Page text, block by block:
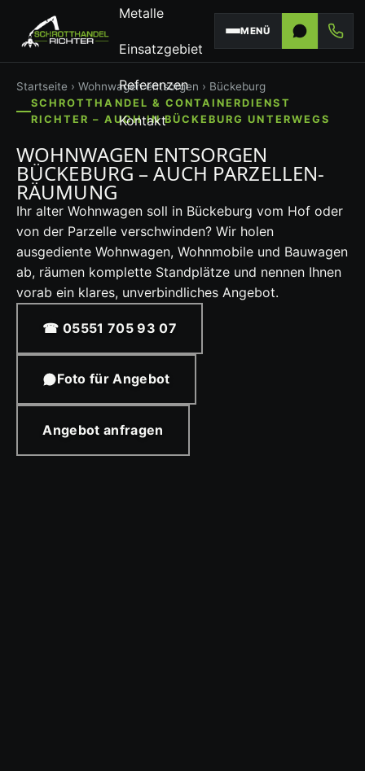
Metalle
Einsatzgebiet
Referenzen
Kontakt
MENÜ
Startseite › Wohnwagen entsorgen › Bückeburg
SCHROTTHANDEL & CONTAINERDIENST
RICHTER – AUCH IN BÜCKEBURG UNTERWEGS
WOHNWAGEN ENTSORGEN
BÜCKEBURG – AUCH PARZELLEN-
RÄUMUNG
Ihr alter Wohnwagen soll in Bückeburg vom Hof oder
von der Parzelle verschwinden? Wir holen
ausgediente Wohnwagen, Wohnmobile und Bauwagen
ab, räumen komplette Standplätze und nennen Ihnen
vorab ein klares, unverbindliches Angebot.
☎ 05551 705 93 07
Foto für Angebot
Angebot anfragen